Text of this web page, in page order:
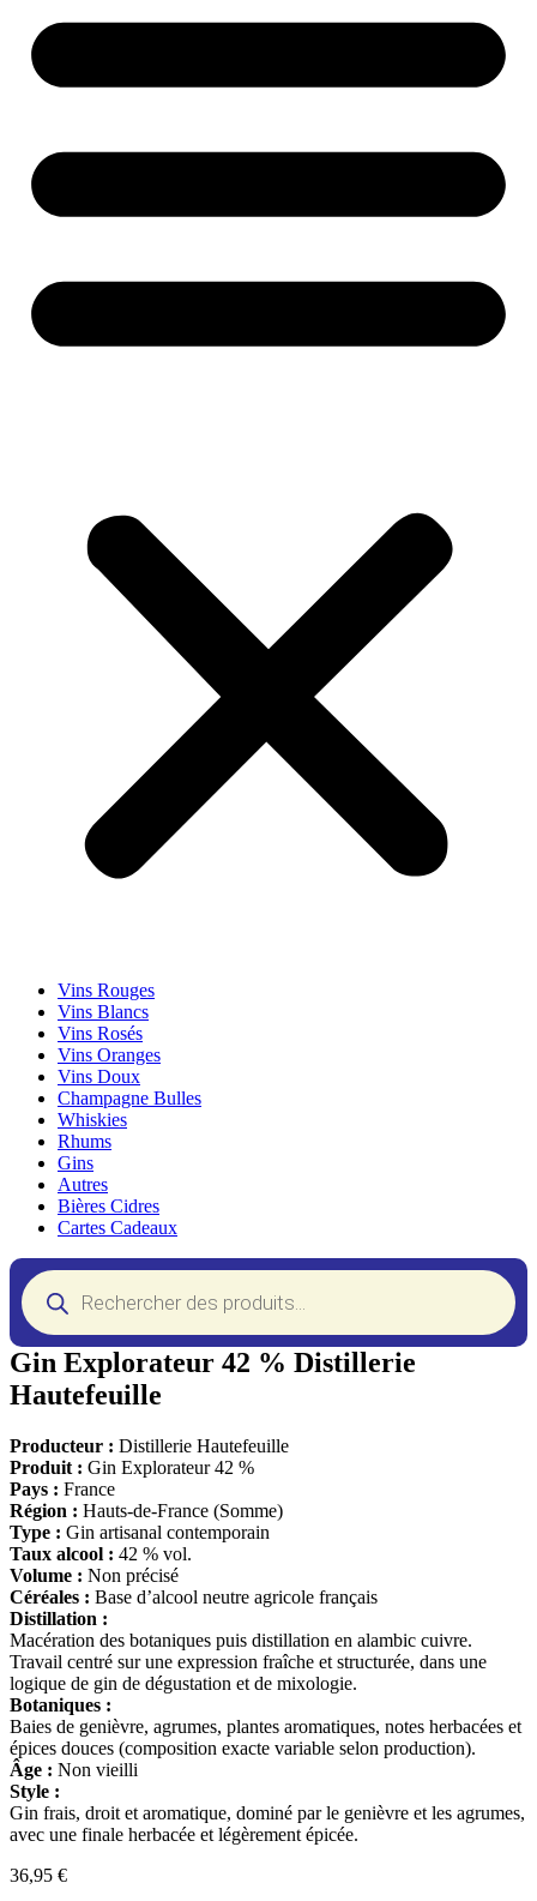
Vins Rouges
Vins Blancs
Vins Rosés
Vins Oranges
Vins Doux
Champagne Bulles
Whiskies
Rhums
Gins
Autres
Bières Cidres
Cartes Cadeaux
Recherche
de
produits
Gin Explorateur 42 % Distillerie
Hautefeuille
Producteur : Distillerie Hautefeuille
Produit : Gin Explorateur 42 %
Pays : France
Région : Hauts-de-France (Somme)
Type : Gin artisanal contemporain
Taux alcool : 42 % vol.
Volume : Non précisé
Céréales : Base d’alcool neutre agricole français
Distillation :
Macération des botaniques puis distillation en alambic cuivre.
Travail centré sur une expression fraîche et structurée, dans une
logique de gin de dégustation et de mixologie.
Botaniques :
Baies de genièvre, agrumes, plantes aromatiques, notes herbacées et
épices douces (composition exacte variable selon production).
Âge : Non vieilli
Style :
Gin frais, droit et aromatique, dominé par le genièvre et les agrumes,
avec une finale herbacée et légèrement épicée.
36,95 €